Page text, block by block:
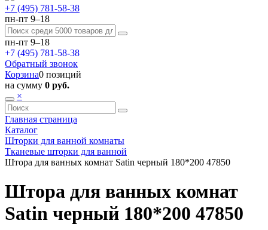
+7 (495) 781-58-38
пн-пт 9–18
пн-пт 9–18
+7 (495) 781-58-38
Обратный звонок
Корзина0 позиций
на сумму 0 руб.
×
Главная страница
Каталог
Шторки для ванной комнаты
Тканевые шторки для ванной
Штора для ванных комнат Satin черный 180*200 47850
Штора для ванных комнат
Satin черный 180*200 47850